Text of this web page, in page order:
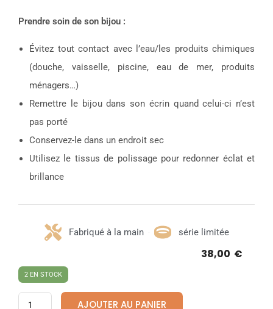
Prendre soin de son bijou :
Évitez tout contact avec l’eau/les produits chimiques
(douche, vaisselle, piscine, eau de mer, produits
ménagers…)
Remettre le bijou dans son écrin quand celui-ci n’est
pas porté
Conservez-le dans un endroit sec
Utilisez le tissus de polissage pour redonner éclat et
brillance
Fabriqué à la main série limitée
38,00 €
2 EN STOCK
AJOUTER AU PANIER